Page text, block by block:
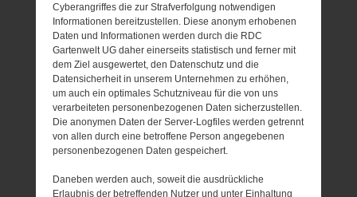
Cyberangriffes die zur Strafverfolgung notwendigen
Informationen bereitzustellen. Diese anonym erhobenen
Daten und Informationen werden durch die RDC
Gartenwelt UG daher einerseits statistisch und ferner mit
dem Ziel ausgewertet, den Datenschutz und die
Datensicherheit in unserem Unternehmen zu erhöhen,
um auch ein optimales Schutzniveau für die von uns
verarbeiteten personenbezogenen Daten sicherzustellen.
Die anonymen Daten der Server-Logfiles werden getrennt
von allen durch eine betroffene Person angegebenen
personenbezogenen Daten gespeichert.
Daneben werden auch, soweit die ausdrückliche
Erlaubnis der betreffenden Nutzer und unter Einhaltung